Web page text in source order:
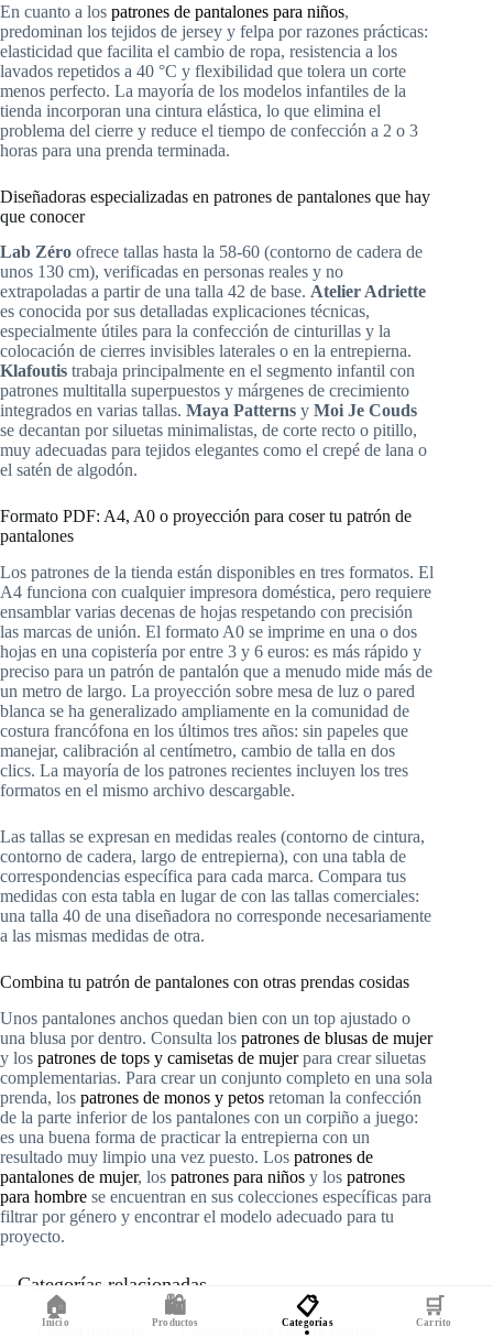
En cuanto a los patrones de pantalones para niños,
predominan los tejidos de jersey y felpa por razones prácticas:
elasticidad que facilita el cambio de ropa, resistencia a los
lavados repetidos a 40 °C y flexibilidad que tolera un corte
menos perfecto. La mayoría de los modelos infantiles de la
tienda incorporan una cintura elástica, lo que elimina el
problema del cierre y reduce el tiempo de confección a 2 o 3
horas para una prenda terminada.
Diseñadoras especializadas en patrones de pantalones que hay
que conocer
Lab Zéro ofrece tallas hasta la 58-60 (contorno de cadera de
unos 130 cm), verificadas en personas reales y no
extrapoladas a partir de una talla 42 de base. Atelier Adriette
es conocida por sus detalladas explicaciones técnicas,
especialmente útiles para la confección de cinturillas y la
colocación de cierres invisibles laterales o en la entrepierna.
Klafoutis trabaja principalmente en el segmento infantil con
patrones multitalla superpuestos y márgenes de crecimiento
integrados en varias tallas. Maya Patterns y Moi Je Couds
se decantan por siluetas minimalistas, de corte recto o pitillo,
muy adecuadas para tejidos elegantes como el crepé de lana o
el satén de algodón.
Formato PDF: A4, A0 o proyección para coser tu patrón de
pantalones
Los patrones de la tienda están disponibles en tres formatos. El
A4 funciona con cualquier impresora doméstica, pero requiere
ensamblar varias decenas de hojas respetando con precisión
las marcas de unión. El formato A0 se imprime en una o dos
hojas en una copistería por entre 3 y 6 euros: es más rápido y
preciso para un patrón de pantalón que a menudo mide más de
un metro de largo. La proyección sobre mesa de luz o pared
blanca se ha generalizado ampliamente en la comunidad de
costura francófona en los últimos tres años: sin papeles que
manejar, calibración al centímetro, cambio de talla en dos
clics. La mayoría de los patrones recientes incluyen los tres
formatos en el mismo archivo descargable.
Las tallas se expresan en medidas reales (contorno de cintura,
contorno de cadera, largo de entrepierna), con una tabla de
correspondencias específica para cada marca. Compara tus
medidas con esta tabla en lugar de con las tallas comerciales:
una talla 40 de una diseñadora no corresponde necesariamente
a las mismas medidas de otra.
Combina tu patrón de pantalones con otras prendas cosidas
Unos pantalones anchos quedan bien con un top ajustado o
una blusa por dentro. Consulta los patrones de blusas de mujer
y los patrones de tops y camisetas de mujerpara crear siluetas
complementarias. Para crear un conjunto completo en una sola
prenda, los patrones de monos y petos retoman la confección
de la parte inferior de los pantalones con un corpiño a juego:
es una buena forma de practicar la entrepierna con un
resultado muy limpio una vez puesto. Los patrones de
pantalones de mujer, los patrones para niños y los patrones
para hombre se encuentran en sus colecciones específicas para
filtrar por género y encontrar el modelo adecuado para tu
proyecto.
Categorías relacionadas
Página de inicio Patrones para toda la familia
🏠
Inicio
🛍️
Productos
📋
Categorías
🛒
Carrito